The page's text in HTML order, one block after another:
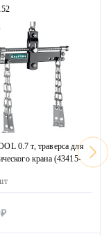
0.7 т, траверса для
крана (43415-
₽